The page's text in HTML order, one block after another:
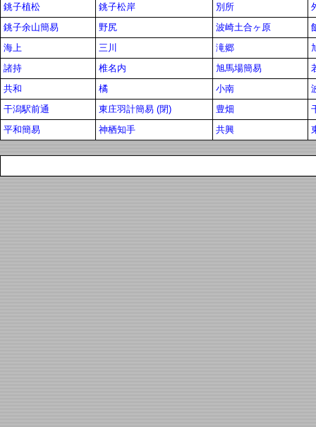
銚子植松
銚子松岸 別所
銚子余山簡易
野尻 波崎土合ヶ原
海上
三川 滝郷
諸持
椎名内 旭馬場簡易
共和
橘 小南
干潟駅前通
東庄羽計簡易 (閉) 豊畑
平和簡易
神栖知手 共興